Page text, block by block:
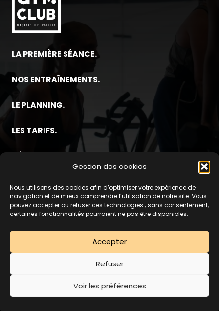
Gestion des cookies
Nous utilisons des cookies afin d’optimiser votre expérience de
navigation et de mieux comprendre l’utilisation de notre site. Vous
pouvez accepter ou refuser ces technologies ; sans consentement,
certaines fonctionnalités pourraient ne pas être disponibles.
Accepter
Refuser
Voir les préférences
LA PREMIÈRE SÉANCE.
NOS ENTRAÎNEMENTS.
LE PLANNING.
LES TARIFS.
L’ÉQUIPE.
©2025 GYM CLUB –Mentions Légales–Politique de
confidentialité–Conditions Générales de Ventes–
03 20 74 52 94
Rejoindre Gym Club !
Vous n’avez pas de compte ?